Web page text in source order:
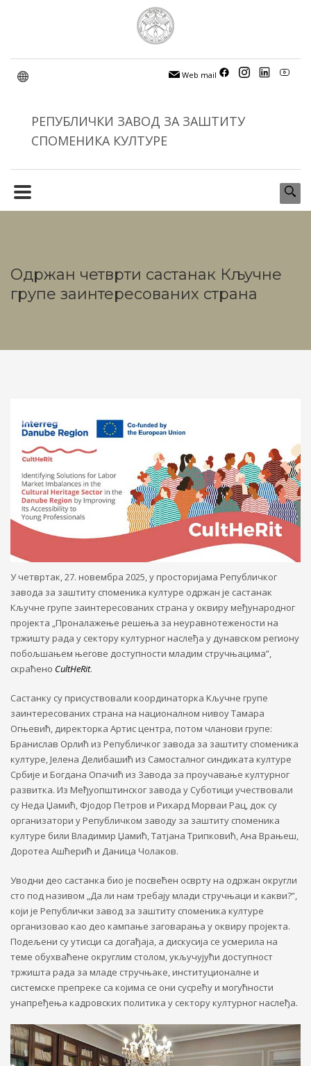
Web mail
РЕПУБЛИЧКИ ЗАВОД ЗА ЗАШТИТУ
СПОМЕНИКА КУЛТУРЕ
Одржан четврти састанак Кључне
групе заинтересованих страна
У четвртак, 27. новембра 2025, у просторијама Републичког
завода за заштиту споменика културе одржан је састанак
Кључне групе заинтересованих страна у оквиру међународног
пројекта „Проналажење решења за неуравнотежености на
тржишту рада у сектору културног наслеђа у дунавском региону
побољшањем његове доступности младим стручњацима”,
скраћено CultHeRit.
Састанку су присуствовали координаторка Kључне групе
заинтересованих страна на националном нивоу Тамара
Огњевић, директорка Артис центра, потом чланови групе:
Бранислав Орлић из Републичког завода за заштиту споменика
културе, Јелена Делибашић из Самосталног синдиката културе
Србије и Богдана Опачић из Завода за проучавање културног
развитка. Из Међуопштинског завода у Суботици учествовали
су Неда Џамић, Фјодор Петров и Рихард Морваи Рац, док су
организатори у Републичком заводу за заштиту споменика
културе били Владимир Џамић, Татјана Трипковић, Ана Врањеш,
Доротеа Ашћерић и Даница Чолаков.
Уводни део састанка био је посвећен осврту на одржан округли
сто под називом „Да ли нам требају млади стручњаци и какви?”,
који је Републички завод за заштиту споменика културе
организовао као део кампање заговарања у оквиру пројекта.
Подељени су утисци са догађаја, а дискусија се усмерила на
теме обухваћене округлим столом, укључујући доступност
тржишта рада за младе стручњаке, институционалне и
системске препреке са којима се они сусрећу и могућности
унапређења кадровских политика у сектору културног наслеђа.